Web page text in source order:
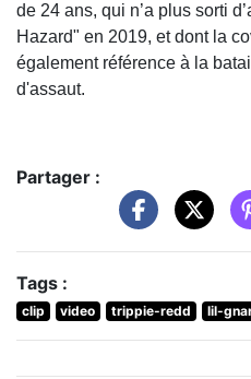
de 24 ans, qui n’a plus sorti
Hazard" en 2019, et dont la
également référence à la
d'assaut.
Partager :
Tags :
clip video trippie-redd lil-